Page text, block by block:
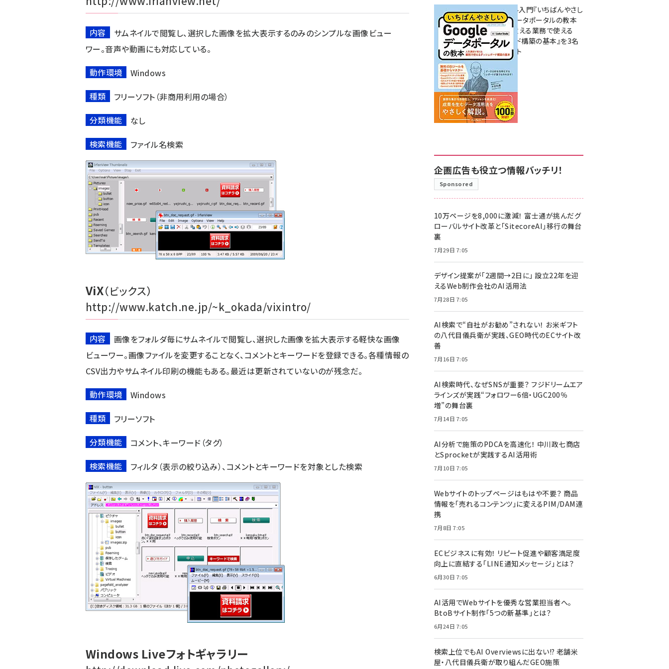
内容
サムネイルで閲覧し、選択した画像を拡大表示するのみのシンプルな画像ビュー
ワー。音声や動画にも対応している。
動作環境
Windows
種類
フリーソフト（非商用利用の場合）
分類機能
なし
検索機能
ファイル名検索
ViX（ビックス）
http://www.katch.ne.jp/~k_okada/vixintro/
内容
画像をフォルダ毎にサムネイルで閲覧し、選択した画像を拡大表示する軽快な画像
ビューワー。画像ファイルを変更することなく、コメントとキーワードを登録できる。各種情報の
CSV出力やサムネイル印刷の機能もある。最近は更新されていないのが残念だ。
動作環境
Windows
種類
フリーソフト
分類機能
コメント、キーワード（タグ）
検索機能
フィルタ（表示の絞り込み）、コメントとキーワードを対象とした検索
Windows Liveフォトギャラリー
無料BIツール入門『いちばんやさし
いGoogleデータポータルの教本
人気講師が教える業務で使える
ダッシュボード構築の基本』を3名
様にプレゼント
7月31日 10:00
企画広告も役立つ情報バッチリ！
Sponsored
10万ページを8,000に激減！ 富士通が挑んだグ
ローバルサイト改革と「SitecoreAI」移行の舞台
裏
7月29日 7:05
デザイン提案が「2週間→2日に」 設立22年を迎
えるWeb制作会社のAI活用法
7月28日 7:05
AI検索で“自社がお勧め”されない！ お米ギフト
の八代目儀兵衛が実践、GEO時代のECサイト改
善
7月16日 7:05
AI検索時代、なぜSNSが重要？ フジドリームエア
ラインズが実践“フォロワー6倍・UGC200％
増”の舞台裏
7月14日 7:05
AI分析で施策のPDCAを高速化！ 中川政七商店
とSprocketが実践するAI活用術
7月10日 7:05
Webサイトのトップページはもはや不要？ 商品
情報を「売れるコンテンツ」に変えるPIM/DAM連
携
7月8日 7:05
ECビジネスに有効！ リピート促進や顧客満足度
向上に直結する「LINE通知メッセージ」とは？
6月30日 7:05
AI活用でWebサイトを優秀な営業担当者へ。
BtoBサイト制作「5つの新基準」とは？
6月24日 7:05
検索上位でもAI Overviewsに出ない!? 老舗米
屋・八代目儀兵衛が取り組んだGEO施策